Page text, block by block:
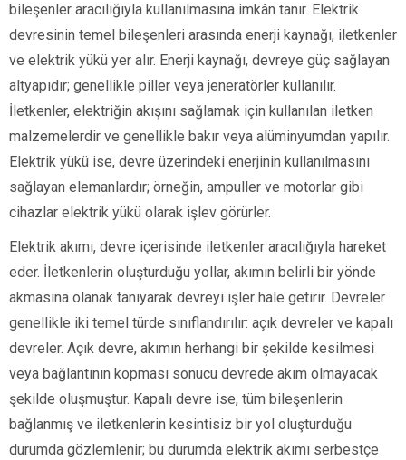
bileşenler aracılığıyla kullanılmasına imkân tanır. Elektrik
devresinin temel bileşenleri arasında enerji kaynağı, iletkenler
ve elektrik yükü yer alır. Enerji kaynağı, devreye güç sağlayan
altyapıdır; genellikle piller veya jeneratörler kullanılır.
İletkenler, elektriğin akışını sağlamak için kullanılan iletken
malzemelerdir ve genellikle bakır veya alüminyumdan yapılır.
Elektrik yükü ise, devre üzerindeki enerjinin kullanılmasını
sağlayan elemanlardır; örneğin, ampuller ve motorlar gibi
cihazlar elektrik yükü olarak işlev görürler.
Elektrik akımı, devre içerisinde iletkenler aracılığıyla hareket
eder. İletkenlerin oluşturduğu yollar, akımın belirli bir yönde
akmasına olanak tanıyarak devreyi işler hale getirir. Devreler
genellikle iki temel türde sınıflandırılır: açık devreler ve kapalı
devreler. Açık devre, akımın herhangi bir şekilde kesilmesi
veya bağlantının kopması sonucu devrede akım olmayacak
şekilde oluşmuştur. Kapalı devre ise, tüm bileşenlerin
bağlanmış ve iletkenlerin kesintisiz bir yol oluşturduğu
durumda gözlemlenir; bu durumda elektrik akımı serbestçe